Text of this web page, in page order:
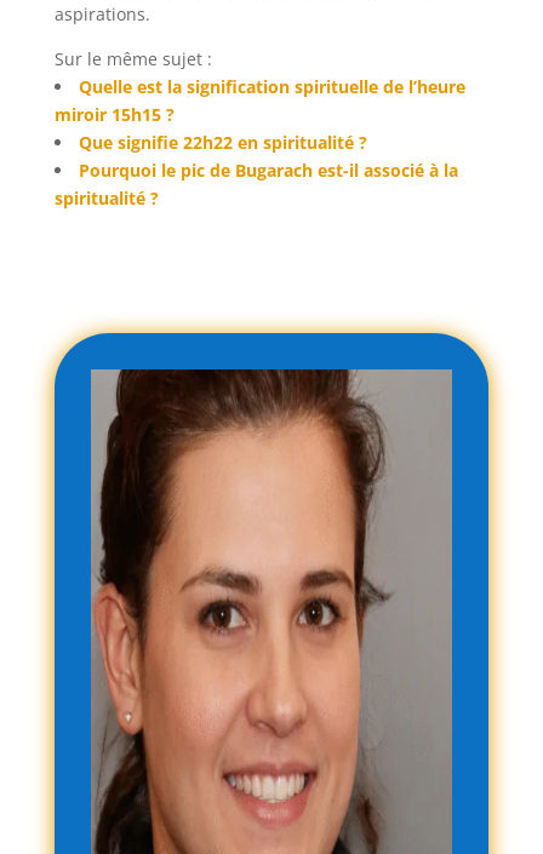
aspirations.
Sur le même sujet :
Quelle est la signification spirituelle de l’heure
miroir 15h15 ?
Que signifie 22h22 en spiritualité ?
Pourquoi le pic de Bugarach est-il associé à la
spiritualité ?